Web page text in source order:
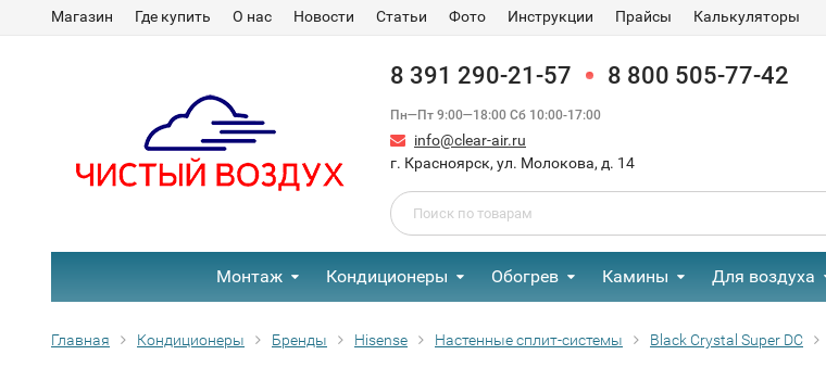
Магазин Где купить О нас Новости Статьи Фото Инструкции Прайсы Калькуляторы
8 391 290-21-57 8 800 505-77-42
Пн—Пт 9:00—18:00 Сб 10:00-17:00
info@clear-air.ru
г. Красноярск, ул. Молокова, д. 14
Монтаж Кондиционеры Обогрев Камины Для воздуха
Главная Кондиционеры Бренды Hisense Настенные сплит-системы Black Crystal Super DC